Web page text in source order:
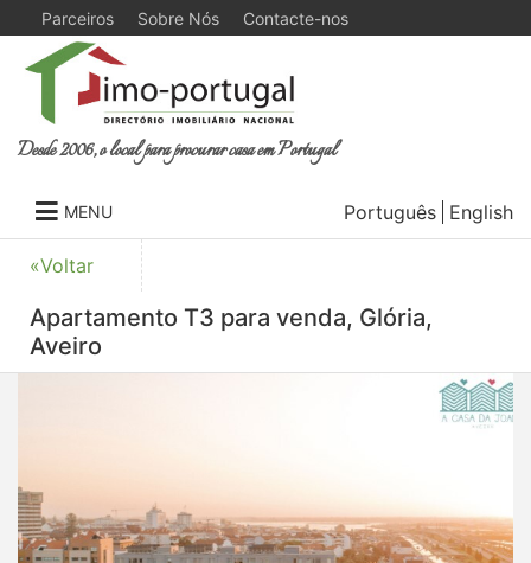
Parceiros Sobre Nós Contacte-nos
Desde 2006, o local para procurar casa em Portugal
MENU Português English
«Voltar
Apartamento T3 para venda, Glória,
Aveiro